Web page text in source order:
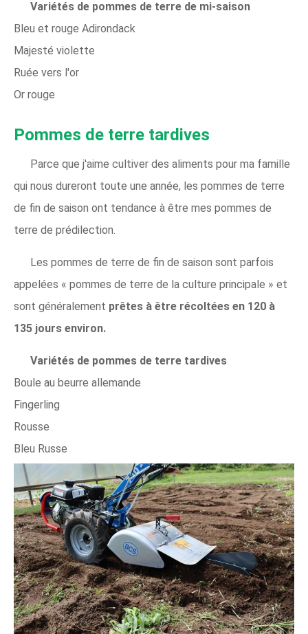
Variétés de pommes de terre de mi-saison
Bleu et rouge Adirondack
Majesté violette
Ruée vers l'or
Or rouge
Pommes de terre tardives
Parce que j'aime cultiver des aliments pour ma famille
qui nous dureront toute une année, les pommes de terre
de fin de saison ont tendance à être mes pommes de
terre de prédilection.
Les pommes de terre de fin de saison sont parfois
appelées « pommes de terre de la culture principale » et
sont généralement prêtes à être récoltées en 120 à
135 jours environ.
Variétés de pommes de terre tardives
Boule au beurre allemande
Fingerling
Rousse
Bleu Russe